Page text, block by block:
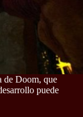
de Doom, que
puede